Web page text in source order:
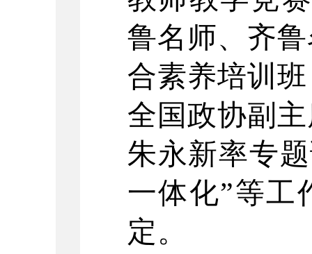
鲁名师、齐
合素养培训
全国政协副
朱永新率专
一体化”等工
定。